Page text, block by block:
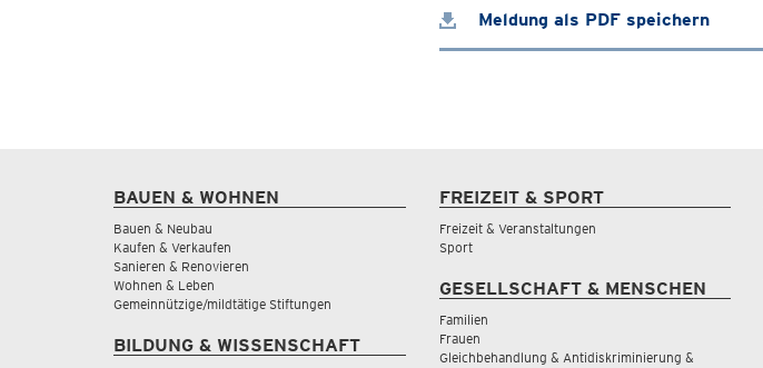
Meldung als PDF speichern
BAUEN & WOHNEN
Bauen & Neubau
Kaufen & Verkaufen
Sanieren & Renovieren
Wohnen & Leben
Gemeinnützige/mildtätige Stiftungen
BILDUNG & WISSENSCHAFT
FREIZEIT & SPORT
Freizeit & Veranstaltungen
Sport
GESELLSCHAFT & MENSCHEN
Familien
Frauen
Gleichbehandlung & Antidiskriminierung &